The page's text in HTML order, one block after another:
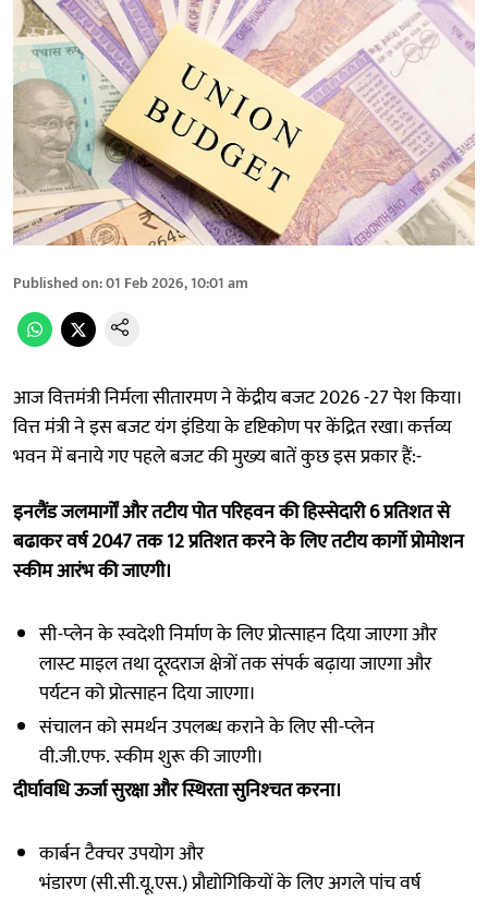
Published on:01 Feb 2026, 10:01 am
आज वित्तमंत्री निर्मला सीतारमण ने केंद्रीय बजट 2026 -27 पेश किया।
वित्त मंत्री ने इस बजट यंग इंडिया के दृष्टिकोण पर केंद्रित रखा। कर्त्तव्य
भवन में बनाये गए पहले बजट की मुख्‍य बातें कुछ इस प्रकार हैं:-
इनलैंड जलमार्गों और तटीय पोत परिहवन की हिस्‍सेदारी 6 प्रतिशत से
बढाकर वर्ष 2047 तक 12 प्रतिशत करने के लिए तटीय कार्गो प्रोमोशन
स्‍कीम आरंभ की जाएगी।
सी-प्‍लेन के स्‍वदेशी निर्माण के लिए प्रोत्‍साहन दिया जाएगा और
लास्‍ट माइल तथा दूरदराज क्षेत्रों तक संपर्क बढ़ाया जाएगा और
पर्यटन को प्रोत्‍साहन दिया जाएगा।
संचालन को समर्थन उपलब्‍ध कराने के लिए सी-प्‍लेन
वी.जी.एफ. स्‍कीम शुरू की जाएगी।
दीर्घावधि ऊर्जा सुरक्षा और स्थिरता सुनिश्‍चत करना।
कार्बन टैक्‍चर उपयोग और
भंडारण (सी.सी.यू.एस.) प्रौद्योगिकियों के लिए अगले पांच वर्ष